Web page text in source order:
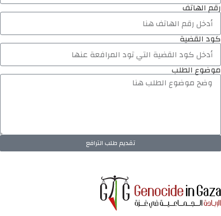
رقم الهاتف
كود القضية
موضوع الطلب
تقديم طلب الترافع